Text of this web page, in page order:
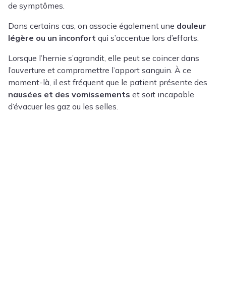
de symptômes.
Dans certains cas, on associe également une douleur
légère ou un inconfort qui s’accentue lors d’efforts.
Lorsque l’hernie s’agrandit, elle peut se coincer dans
l’ouverture et compromettre l’apport sanguin. À ce
moment-là, il est fréquent que le patient présente des
nausées et des vomissements et soit incapable
d’évacuer les gaz ou les selles.